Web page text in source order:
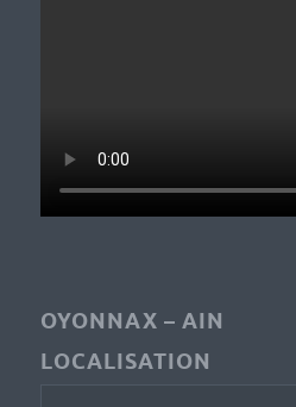
OYONNAX – AIN
LOCALISATION